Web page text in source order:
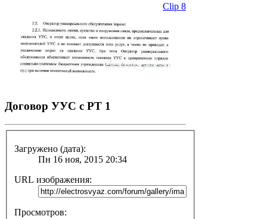
Clip 8
Договор УУС с РТ 1
Загружено (дата):
Пн 16 ноя, 2015 20:34
URL изображения:
Просмотров: